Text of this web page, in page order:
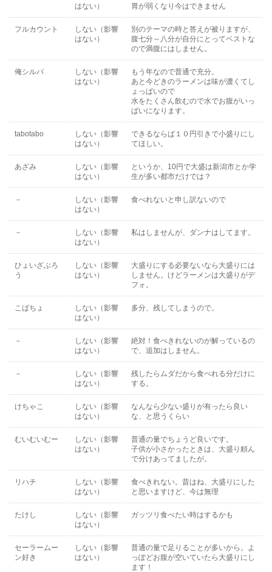
はない）
胃が弱くなり今はできません
フルカウント
しない（影響
はない）
別のテーマの時と答えが被りますが、
腹七分～八分が自分にとってベストな
ので満腹にはしません。
俺シルバ
しない（影響
はない）
もう年なので普通で充分。
あと今どきのラーメンは味が濃くてし
ょっぱいので
水をたくさん飲むので水でお腹がいっ
ぱいになります。
tabotabo
しない（影響
はない）
できるならば１０円引きで小盛りにし
てほしい。
あざみ
しない（影響
はない）
というか、10円で大盛は新潟市とか学
生が多い都市だけでは？
－
しない（影響
はない）
食べれないと申し訳ないので
－
しない（影響
はない）
私はしませんが、ダンナはしてます。
ひょいざぶろ
う
しない（影響
はない）
大盛りにする必要ないなら大盛りには
しません。けどラーメンは大盛りがデ
フォ。
こばちょ
しない（影響
はない）
多分、残してしまうので。
－
しない（影響
はない）
絶対！食べきれないのが解っているの
で、追加はしません。
－
しない（影響
はない）
残したらムダだから食べれる分だけに
する。
けちゃこ
しない（影響
はない）
なんなら少ない盛りが有ったら良い
な、と思うくらい
むいむいむー
しない（影響
はない）
普通の量でちょうど良いです。
子供が小さかったときは、大盛り頼ん
で分けあってましたが。
リハチ
しない（影響
はない）
食べきれない。昔はね、大盛りにした
と思いますけど、今は無理
たけし
しない（影響
はない）
ガッツリ食べたい時はするかも
セーラームー
ン好き
しない（影響
はない）
普通の量で足りることが多いから。よ
っぽどお腹が空いていたら大盛りにし
ます！